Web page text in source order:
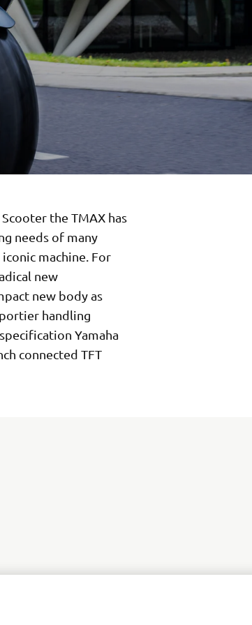
the TMAX has
needs of many
machine. For
new
new body as
handling
Yamaha
connected TFT